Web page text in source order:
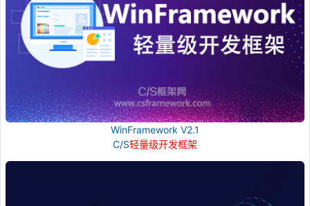
WinFramework V2.1
C/S轻量级开发框架